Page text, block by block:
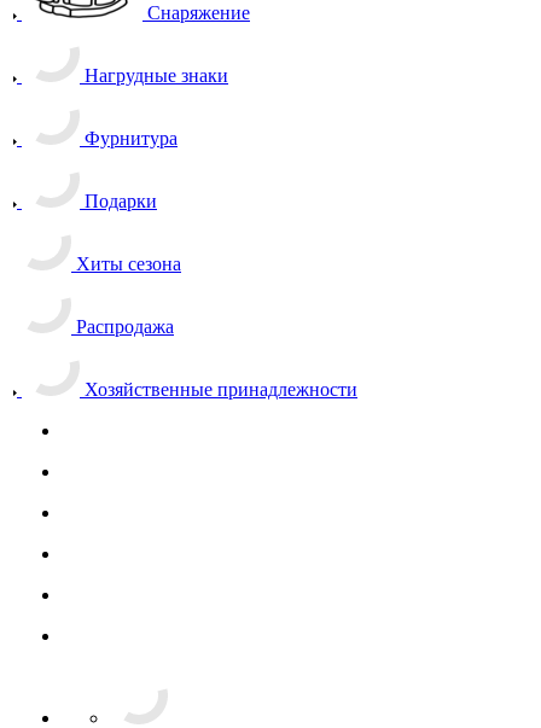
Снаряжение
Нагрудные знаки
Фурнитура
Подарки
Хиты сезона
Распродажа
Хозяйственные принадлежности